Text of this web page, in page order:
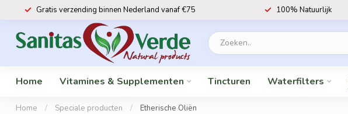
Gratis verzending binnen Nederland vanaf €75 100% Natuurlijk
Home Vitamines & Supplementen Tincturen Waterfilters
Home / Speciale producten / Etherische Oliën